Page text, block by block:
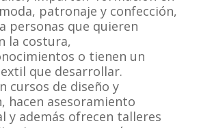
patronaje y confección,
personas que quieren
la costura,
o tienen un
que desarrollar.
cursos de diseño y
hacen asesoramiento
y además ofrecen talleres